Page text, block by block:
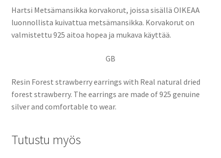
Hartsi Metsämansikka korvakorut, joissa sisällä OIKEAA
luonnollista kuivattua metsämansikka. Korvakorut on
valmistettu 925 aitoa hopea ja mukava käyttää.
GB
Resin Forest strawberry earrings with Real natural dried
forest strawberry. The earrings are made of 925 genuine
silver and comfortable to wear.
Tutustu myös